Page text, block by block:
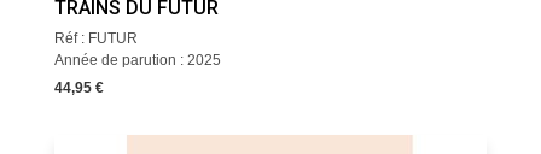
TRAINS DU FUTUR
Réf : FUTUR
Année de parution : 2025
44,95 €